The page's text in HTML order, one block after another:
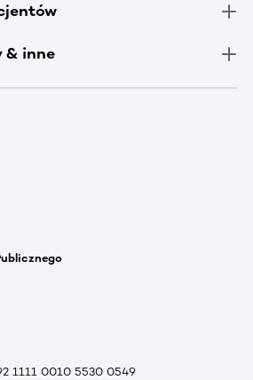
& inne
1111 0010 5530 0549